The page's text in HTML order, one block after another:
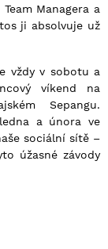
Managera a
ji absolvuje už
vždy v sobotu a
víkend na
Sepangu.
a února ve
sociální sítě –
úžasné závody